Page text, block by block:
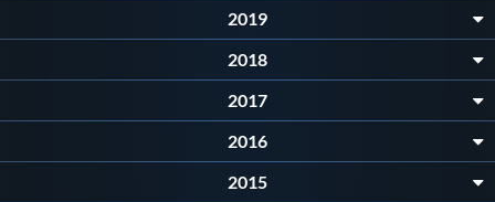
Privacy
Archivio News
2019
2018
2017
2016
2015